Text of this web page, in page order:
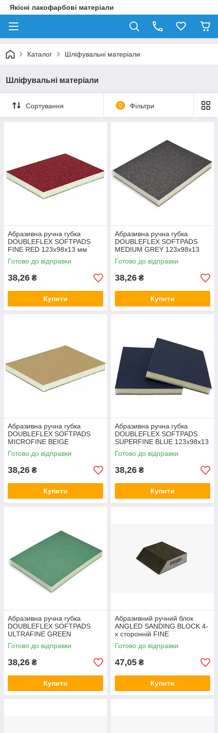
Якісні лакофарбові матеріали
Каталог Шліфувальні матеріали
Шліфувальні матеріали
Сортування 0 Фільтри
Абразивна ручна губка
DOUBLEFLEX SOFTPADS
FINE RED 123х98х13 мм
Готово до відправки
38,26 ₴
Купити
Абразивна ручна губка
DOUBLEFLEX SOFTPADS
MEDIUM GREY 123х98х13
мм
Готово до відправки
38,26 ₴
Купити
Абразивна ручна губка
DOUBLEFLEX SOFTPADS
MICROFINE BEIGE
123х98х13 мм
Готово до відправки
38,26 ₴
Купити
Абразивна ручна губка
DOUBLEFLEX SOFTPADS
SUPERFINE BLUE 123х98х13
мм
Готово до відправки
38,26 ₴
Купити
Абразивна ручна губка
DOUBLEFLEX SOFTPADS
ULTRAFINE GREEN
123х98х13 мм
Готово до відправки
38,26 ₴
Купити
Абразивний ручний блок
ANGLED SANDING BLOCK 4-
х сторонній FINE
115x90х68x25 мм
Готово до відправки
47,05 ₴
Купити